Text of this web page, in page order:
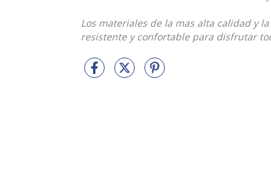
Los materiales de la mas alta calidad y
resistente y confortable para disfrutar